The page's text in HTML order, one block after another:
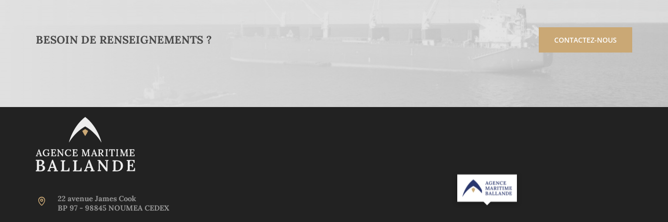
BESOIN DE RENSEIGNEMENTS ? CONTACTEZ-NOUS
22 avenue James Cook
BP 97 - 98845 NOUMEA CEDEX